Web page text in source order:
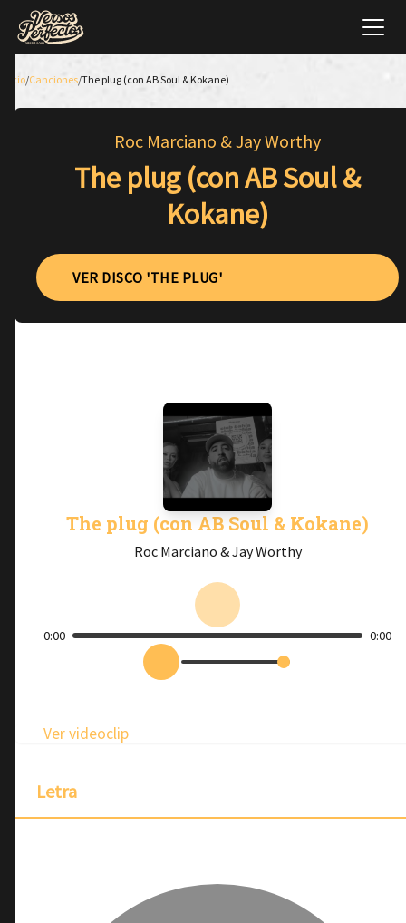
Inicio/Canciones/The plug (con AB Soul & Kokane)
Roc Marciano & Jay Worthy
The plug (con AB Soul &
Kokane)
VER DISCO 'THE PLUG'
The plug (con AB Soul & Kokane)
Roc Marciano & Jay Worthy
0:00 0:00
Ver videoclip
Letra